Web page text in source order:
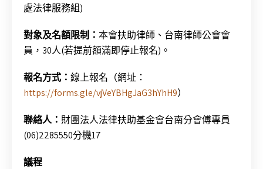
處法律服務組)
對象及名額限制： 本會扶助律師、台南律師公會會
員，30人(若提前額滿即停止報名)。
報名方式： 線上報名（網址：
https://forms.gle/vjVeYBHgJaG3hYhH9）
聯絡人： 財團法人法律扶助基金會台南分會傅專員
(06)2285550分機17
議程